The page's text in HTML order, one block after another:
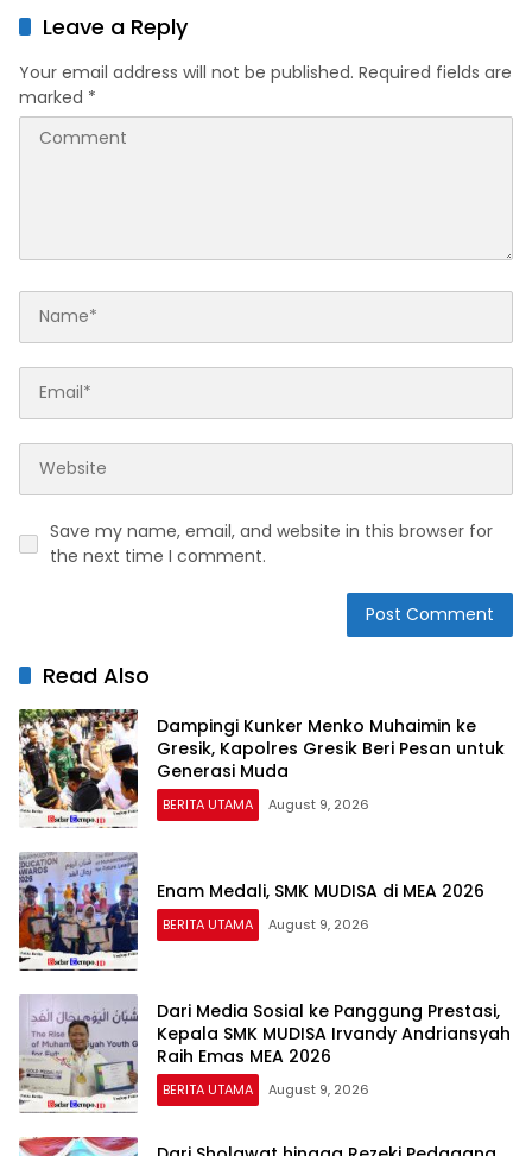
Leave a Reply
Your email address will not be published. Required fields are
marked *
Save my name, email, and website in this browser for
the next time I comment.
Read Also
Dampingi Kunker Menko Muhaimin ke
Gresik, Kapolres Gresik Beri Pesan untuk
Generasi Muda
BERITA UTAMA August 9, 2026
Enam Medali, SMK MUDISA di MEA 2026
BERITA UTAMA August 9, 2026
Dari Media Sosial ke Panggung Prestasi,
Kepala SMK MUDISA Irvandy Andriansyah
Raih Emas MEA 2026
BERITA UTAMA August 9, 2026